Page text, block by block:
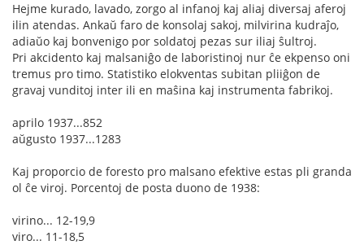
Hejme kurado, lavado, zorgo al infanoj kaj aliaj diversaj aferoj
ilin atendas. Ankaŭ faro de konsolaj sakoj, milvirina kudraĵo,
adiaŭo kaj bonvenigo por soldatoj pezas sur iliaj ŝultroj.
Pri akcidento kaj malsaniĝo de laboristinoj nur ĉe ekpenso oni
tremus pro timo. Statistiko elokventas subitan pliiĝon de
gravaj vunditoj inter ili en maŝina kaj instrumenta fabrikoj.
aprilo 1937...852
aŭgusto 1937...1283
Kaj proporcio de foresto pro malsano efektive estas pli granda
ol ĉe viroj. Porcentoj de posta duono de 1938:
virino... 12-19,9
viro... 11-18,5